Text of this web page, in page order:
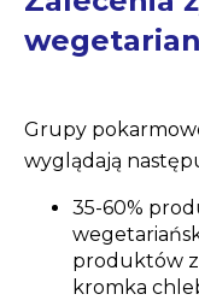
wegetarian
Grupy
wyglądają
35-60%
produktów
kromka